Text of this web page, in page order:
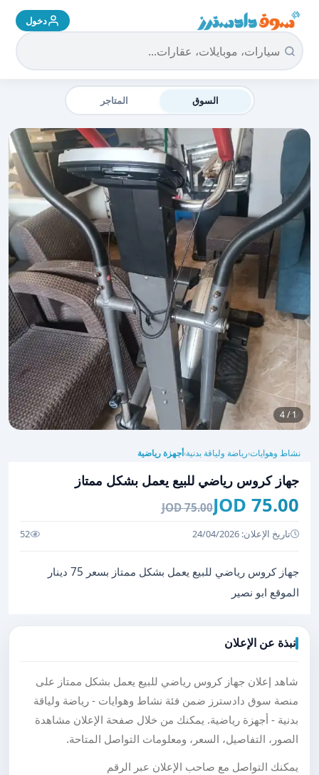
سوق دادسترز الرئيسية دخول
السوق المتاجر
1 / 4
نشاط وهوايات›رياضة ولياقة بدنية›أجهزة رياضية
جهاز كروس رياضي للبيع يعمل بشكل ممتاز
75.00 JOD
75.00 JOD
تاريخ الإعلان: 24/04/2026 52
جهاز كروس رياضي للبيع يعمل بشكل ممتاز بسعر 75 دينار
الموقع ابو نصير
نبذة عن الإعلان
شاهد إعلان جهاز كروس رياضي للبيع يعمل بشكل ممتاز على
منصة سوق دادسترز ضمن فئة نشاط وهوايات - رياضة ولياقة
بدنية - أجهزة رياضية. يمكنك من خلال صفحة الإعلان مشاهدة
الصور، التفاصيل، السعر، ومعلومات التواصل المتاحة.
يمكنك التواصل مع صاحب الإعلان عبر الرقم